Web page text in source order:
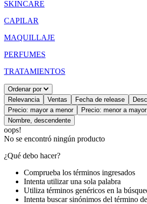
SKINCARE
CAPILAR
MAQUILLAJE
PERFUMES
TRATAMIENTOS
Ordenar por
Relevancia
Ventas Fecha de release
Precio: mayor a menor
Precio: menor a mayor
Nombre, descendente
oops!
No se encontró ningún producto
¿Qué debo hacer?
Comprueba los términos ingresados
Intenta utilizar una sola palabra
Utiliza términos genéricos en la
Intenta buscar sinónimos del término